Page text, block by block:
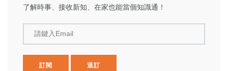
了解時事、接收新知、在家也能當個知識通！
請鍵入Email
訂閱 退訂